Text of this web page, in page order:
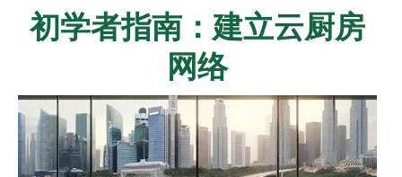
初学者指南：建立云厨房
网络